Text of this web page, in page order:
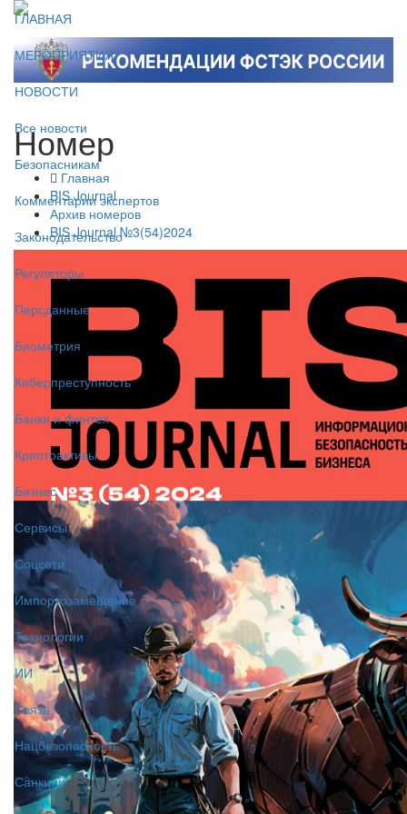
ГЛАВНАЯ
МЕРОПРИЯТИЯ
НОВОСТИ
Все новости
Безопасникам
Комментарии экспертов
Законодательство
Регуляторы
Персданные
Биометрия
Киберпреступность
Банки и финтех
Криптоактивы
Бизнес
Сервисы
Соцсети
Импортозамещение
Технологии
ИИ
Связь
Нацбезопасность
Санкции
Номер
Главная
BIS Journal
Архив номеров
BIS Journal №3(54)2024